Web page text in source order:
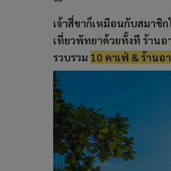
เจ้าสี่ขาก็เหมือนกับสมาชิ
เที่ยวพัทยาด้วยทั้งที ร้าน
รวบรวม 10 คาเฟ่ & ร้านอ